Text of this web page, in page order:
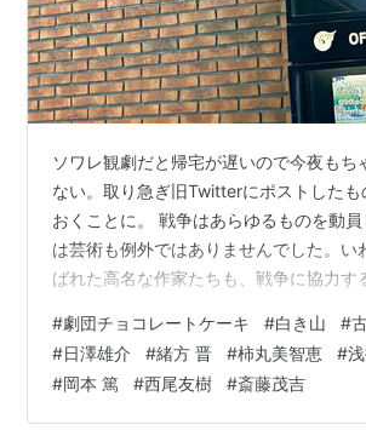
ソワレ観劇だと帰宅が遅いので今夜もち
ない。取り急ぎ旧Twitterにポストした
おくことに。 戦争はあらゆるものを動
は芸術も例外ではありませんでした。い
ばれた高名な作家たちも、戦争に協力す
かし1945年8月15日、敗戦によって180
し、それらの作品は価値を失いました。
人たちの人生は続きます。今作では、実
茂吉と家族・弟子を通じて、戦争という
#劇団チョコレートケーキ #白き山 #
#日澤雄介 #緒方 晋 #柿丸美智恵 #
#岡本 篤 #西尾友樹 #斎藤茂吉